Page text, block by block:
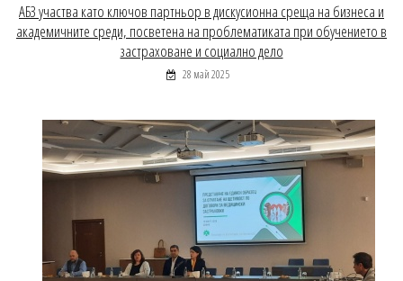
АБЗ участва като ключов партньор в дискусионна среща на бизнеса и
академичните среди, посветена на проблематиката при обучението в
застраховане и социално дело
28 май 2025